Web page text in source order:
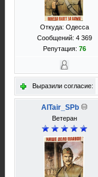
Откуда: Одесса
Сообщений: 4 369
Репутация: 76
Выразили согласие:
AlTair_SPb
Ветеран